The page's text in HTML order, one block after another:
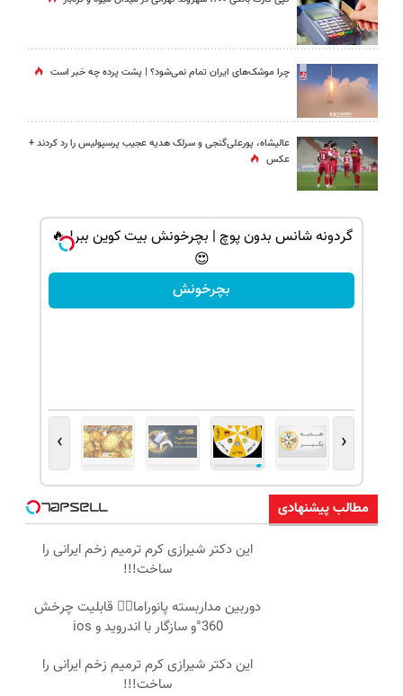
چرا موشک‌های ایران تمام نمی‌شود؟ | پشت پرده چه خبر است
عالیشاه، پورعلی‌گنجی و سرلک هدیه عجیب پرسپولیس را رد کردند +
عکس
گردونه شانس بدون پوچ | بچرخونش بیت کوین ببر! 🔥
😍
بچرخونش
‹
›
مطالب پیشنهادی
این دکتر شیرازی کرم ترمیم زخم ایرانی را
ساخت!!!
دوربین مداربسته پانوراما👈🏻 قابلیت چرخش
360°و سازگار با اندروید و ios
این دکتر شیرازی کرم ترمیم زخم ایرانی را
ساخت!!!